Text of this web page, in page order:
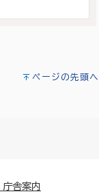
ページの先頭へ
庁舎案内